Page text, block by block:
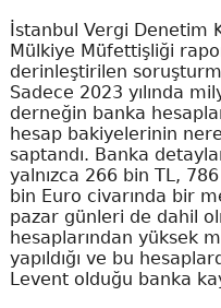
İstanbul Vergi Denetim
Mülkiye Müfettişliği
derinleştirilen
Sadece 2023 yılında
derneğin banka
hesap bakiyelerinin
saptandı. Banka
yalnızca 266 bin TL,
bin Euro civarında bir
pazar günleri de dahil
hesaplarından yüksek
yapıldığı ve bu
Levent olduğu banka